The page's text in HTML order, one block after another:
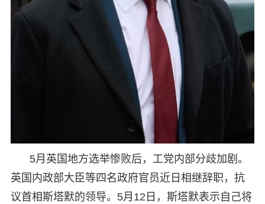
5月英国地方选举惨败后，工党内部分歧加剧。
英国内政部大臣等四名政府官员近日相继辞职，抗
议首相斯塔默的领导。5月12日，斯塔默表示自己将